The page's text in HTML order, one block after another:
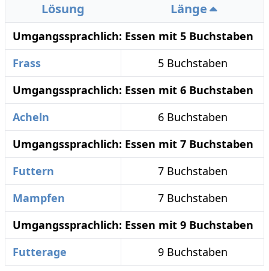
Lösung Länge
Umgangssprachlich: Essen mit 5 Buchstaben
Frass
5 Buchstaben
Umgangssprachlich: Essen mit 6 Buchstaben
Acheln
6 Buchstaben
Umgangssprachlich: Essen mit 7 Buchstaben
Futtern
7 Buchstaben
Mampfen
7 Buchstaben
Umgangssprachlich: Essen mit 9 Buchstaben
Futterage
9 Buchstaben